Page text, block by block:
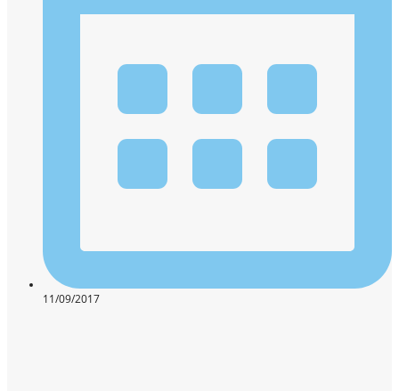
11/09/2017